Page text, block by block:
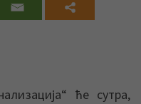
ће сутра,